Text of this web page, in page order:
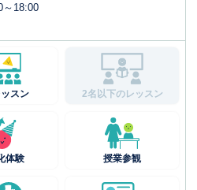
～18:00
スン 2名以下のレッスン
体験 授業参観